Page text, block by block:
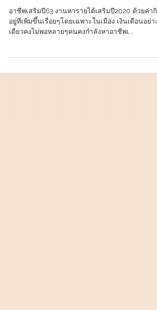
เสริมปี2020
อาชีพเสริมปี63 งานหารายได้เสริมปี2020 ด้วยค่ากิน
อยู่ที่เพิ่มขึ้นเรื่อยๆโดยเฉพาะในเมือง เงินเดือนอย่าง